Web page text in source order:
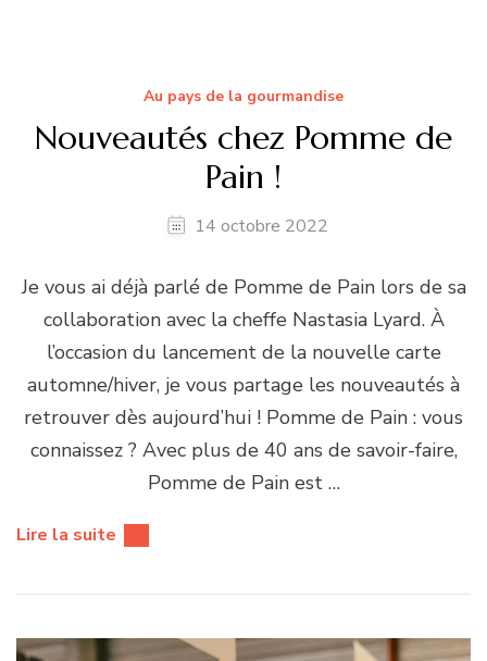
Au pays de la gourmandise
Nouveautés chez Pomme de
Pain !
14 octobre 2022
Je vous ai déjà parlé de Pomme de Pain lors de sa
collaboration avec la cheffe Nastasia Lyard. À
l’occasion du lancement de la nouvelle carte
automne/hiver, je vous partage les nouveautés à
retrouver dès aujourd’hui ! Pomme de Pain : vous
connaissez ? Avec plus de 40 ans de savoir-faire,
Pomme de Pain est …
Lire la suite